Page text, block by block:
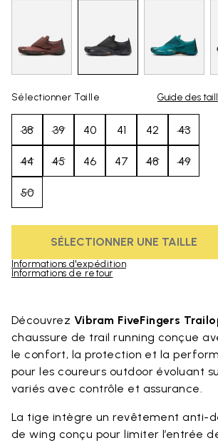
Sélectionner Taille Guide des
38 39 40 41 42 43
44 45 46 47 48 49
50
SÉLECTIONNER UNE TAILLE
Informations d'expédition
Informations de retour
Découvrez Vibram FiveFingers
chaussure de trail running conçue
le confort, la protection et la
pour les coureurs outdoor évoluant
variés avec contrôle et assurance.
La tige intègre un revêtement anti-
de wing conçu pour limiter l’entrée